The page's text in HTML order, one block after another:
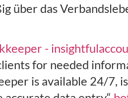
über das
-
for needed
is available 24/7,